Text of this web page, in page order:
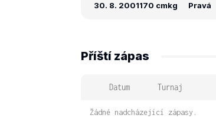
30. 8. 2001170 cmkg
Pravá
Příští zápas
Datum Turnaj
Žádné nadcházející zápasy.